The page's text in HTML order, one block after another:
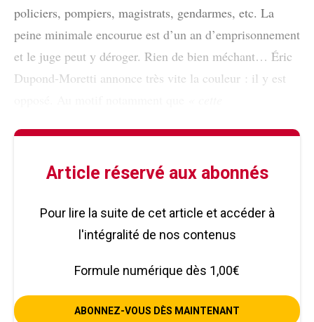
policiers, pompiers, magistrats, gendarmes, etc. La
peine minimale encourue est d’un an d’emprisonnement
et le juge peut y déroger. Rien de bien méchant… Éric
Dupond-Moretti annonce très vite la couleur : il y est
Article réservé aux abonnés
Pour lire la suite de cet article et accéder à
l'intégralité de nos contenus
Formule numérique dès 1,00€
ABONNEZ-VOUS DÈS MAINTENANT